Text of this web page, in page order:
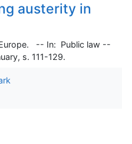
austerity in
-- In: Public law --
s. 111-129.